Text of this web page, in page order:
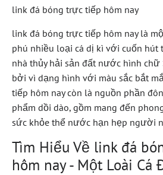
link đá bóng trực tiếp hôm nay
link đá bóng trực tiếp hôm nay là
phú nhiều loại cá dị kì với cuốn
nhà thủy hải sản đất nước hình chữ
bởi vì dạng hình với màu sắc bắt
tiếp hôm nay còn là nguồn phần
phẩm dồi dào, gồm mang đến
sức khỏe thể nước hạn hẹp người
Tìm Hiểu Về link đá
hôm nay - Một Loài Cá